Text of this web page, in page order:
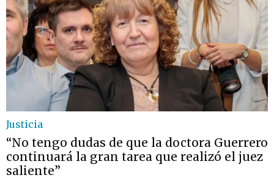
Justicia
“No tengo dudas de que la doctora Guerrero
continuará la gran tarea que realizó el juez
saliente”